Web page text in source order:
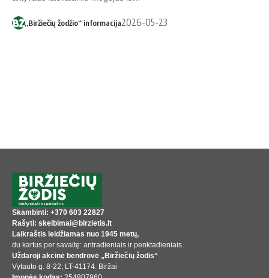
„Biržiečių žodžio“ informacija2026-05-23
Skambinti: +370 603 22827
Rašyti: skelbimai@birzietis.lt
Laikraštis leidžiamas nuo 1945 metų,
du kartus per savaitę: antradieniais ir penktadieniais.
Uždaroji akcinė bendrovė „Biržiečių žodis“
Vytauto g. 8-22, LT-41174. Biržai